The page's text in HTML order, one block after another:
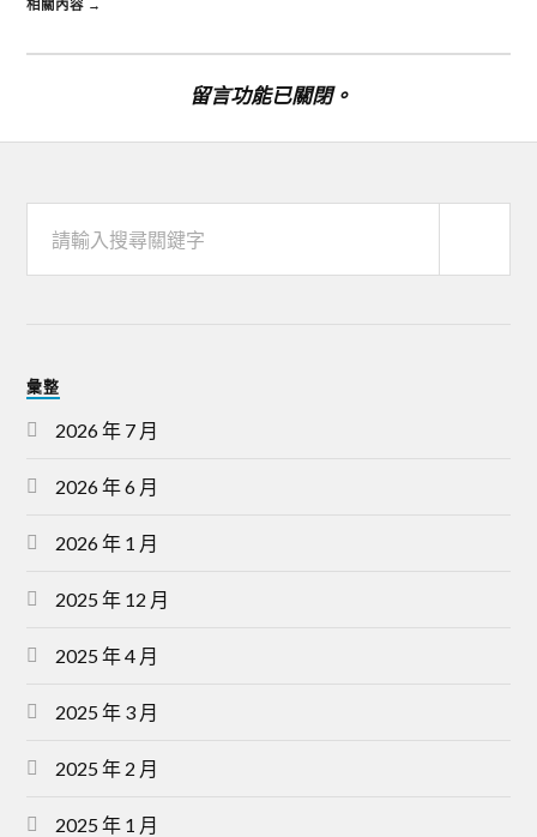
相關內容 →
留言功能已關閉。
彙整
2026 年 7 月
2026 年 6 月
2026 年 1 月
2025 年 12 月
2025 年 4 月
2025 年 3 月
2025 年 2 月
2025 年 1 月